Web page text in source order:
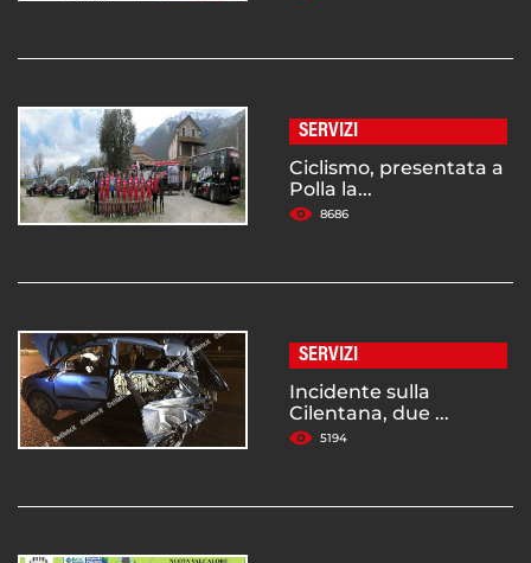
SERVIZI
Ciclismo, presentata a
Polla la...
8686
SERVIZI
Incidente sulla
Cilentana, due ...
5194